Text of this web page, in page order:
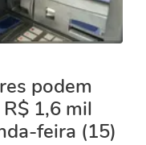
podem
1,6 mil
feira (15)